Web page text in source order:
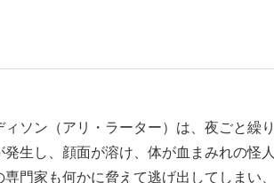
ソン（アリ・ラーター）は、夜ごと繰り
生し、顔面が溶け、体が血まみれの怪人
門家も何かに脅えて逃げ出してしまい、